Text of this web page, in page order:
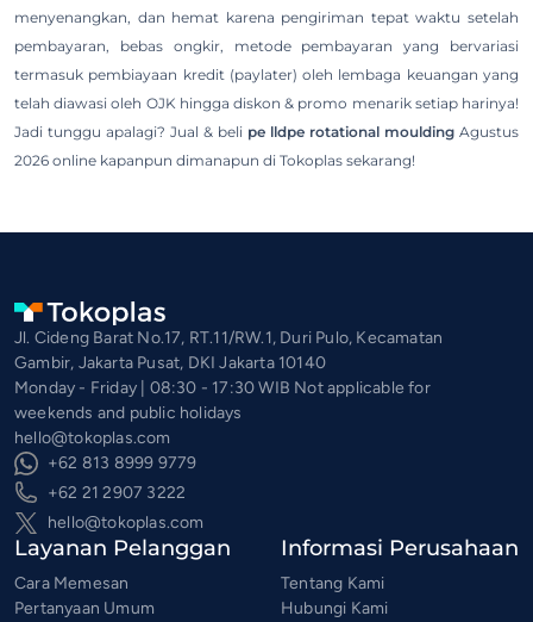
menyenangkan, dan hemat karena pengiriman tepat waktu setelah
pembayaran, bebas ongkir, metode pembayaran yang bervariasi
termasuk pembiayaan kredit (paylater) oleh lembaga keuangan yang
telah diawasi oleh OJK hingga diskon & promo menarik setiap harinya!
Jadi tunggu apalagi? Jual & beli pe lldpe rotational moulding Agustus
2026 online kapanpun dimanapun di Tokoplas sekarang!
Jl. Cideng Barat No.17, RT.11/RW.1, Duri Pulo, Kecamatan
Gambir, Jakarta Pusat, DKI Jakarta 10140
Monday - Friday | 08:30 - 17:30 WIB Not applicable for
weekends and public holidays
hello@tokoplas.com
+62 813 8999 9779
+62 21 2907 3222
hello@tokoplas.com
Layanan Pelanggan
Cara Memesan
Pertanyaan Umum
Informasi Perusahaan
Tentang Kami
Hubungi Kami